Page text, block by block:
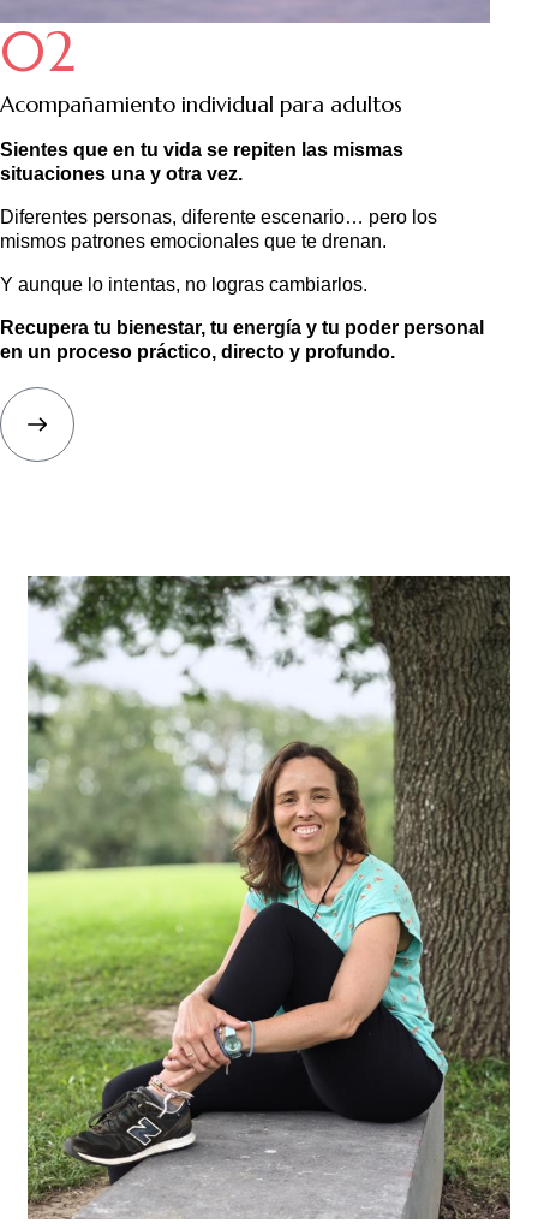
02
Acompañamiento individual para adultos
Sientes que en tu vida se repiten las mismas
situaciones una y otra vez.
Diferentes personas, diferente escenario… pero los
mismos patrones emocionales que te drenan.
Y aunque lo intentas, no logras cambiarlos.
Recupera tu bienestar, tu energía y tu poder personal
en un proceso práctico, directo y profundo.